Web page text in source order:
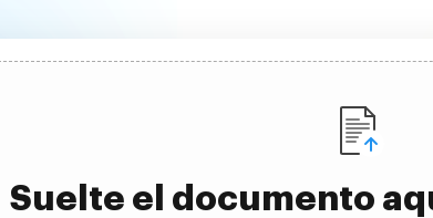
Suelte el documento